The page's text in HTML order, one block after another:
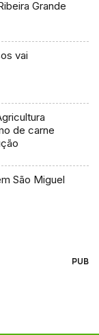
Grande
vai
de carne
São Miguel
PUB